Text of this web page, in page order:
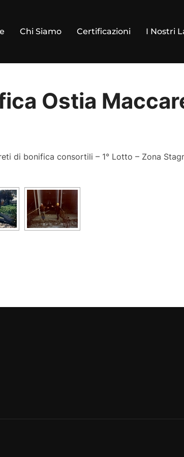
Chi Siamo Certificazioni I Nostri
Ostia
di bonifica consortili – 1° Lotto – Zona